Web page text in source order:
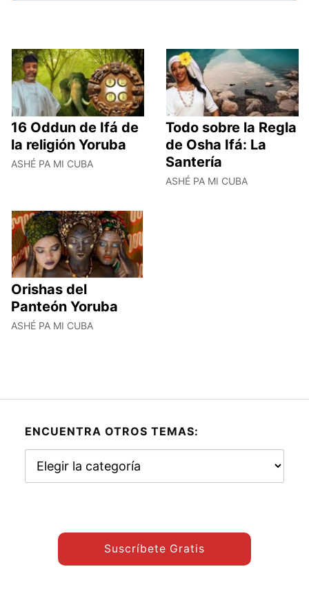
16 Oddun de Ifá de
la religión Yoruba
ASHÉ PA MI CUBA
Todo sobre la Regla
de Osha Ifá: La
Santería
ASHÉ PA MI CUBA
Orishas del
Panteón Yoruba
ASHÉ PA MI CUBA
ENCUENTRA OTROS TEMAS:
otros
Suscríbete Gratis